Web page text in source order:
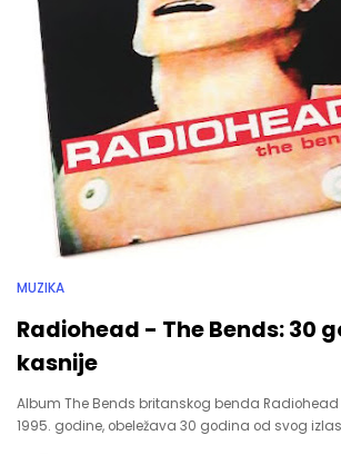
MUZIKA
Radiohead - The Bends: 30
kasnije
Album The Bends britanskog benda Radiohead
1995. godine, obeležava 30 godina od svog